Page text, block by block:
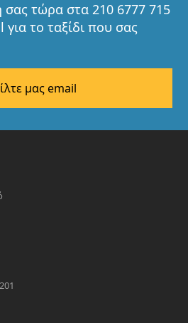
σας τώρα στα 210 6777 715
για το ταξίδι που σας
μας email